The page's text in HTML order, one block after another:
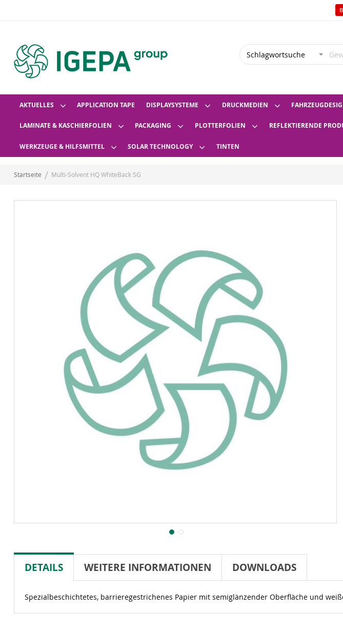
AKTUELLES APPLICATION TAPE DISPLAYSYSTEME DRUCKMEDIEN
LAMINATE & KASCHIERFOLIEN PACKAGING PLOTTERFOLIEN REFLEKTIERENDE
WERKZEUGE & HILFSMITTEL SOLAR TECHNOLOGY TINTEN
Startseite Multi-Solvent HQ WhiteBack SG
DETAILS WEITERE INFORMATIONEN DOWNLOADS
Spezialbeschichtetes, barrieregestrichenes Papier mit semiglänzender Oberfläche und